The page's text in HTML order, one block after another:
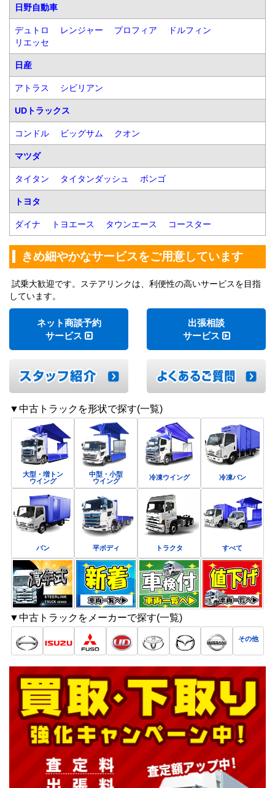
日野自動車
デュトロ レンジャー プロフィア
ドルフィン
リエッセ
日産
アトラス シビリアン
UDトラックス
コンドル ビッグサム クオン
マツダ
タイタン タイタンダッシュ ボンゴ
トヨタ
ダイナ トヨエース タウンエース コースター
きめ細やかなサービスをご用意しています
試乗大歓迎です。ステアリンクは、利便性の高いサービスを目指
しています。
ネット商談予約
サービス
出張相談
サービス
▼中古トラックを形状で探す(一覧)
大型・増トン
ウイング
中型・小型
ウイング
冷凍ウイング 冷凍バン
バン 平ボディ トラクタ すべて
▼中古トラックをメーカーで探す(一覧)
その他